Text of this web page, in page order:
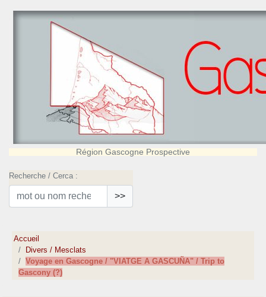
Région Gascogne Prospective
Recherche / Cerca :
>>
Accueil
Divers / Mesclats
Voyage en Gascogne / "VIATGE A GASCUÑA" / Trip to
Gascony (?)